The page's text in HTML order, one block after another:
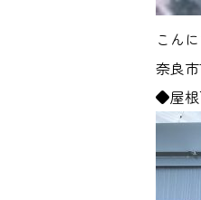
こん
奈良
◆屋根